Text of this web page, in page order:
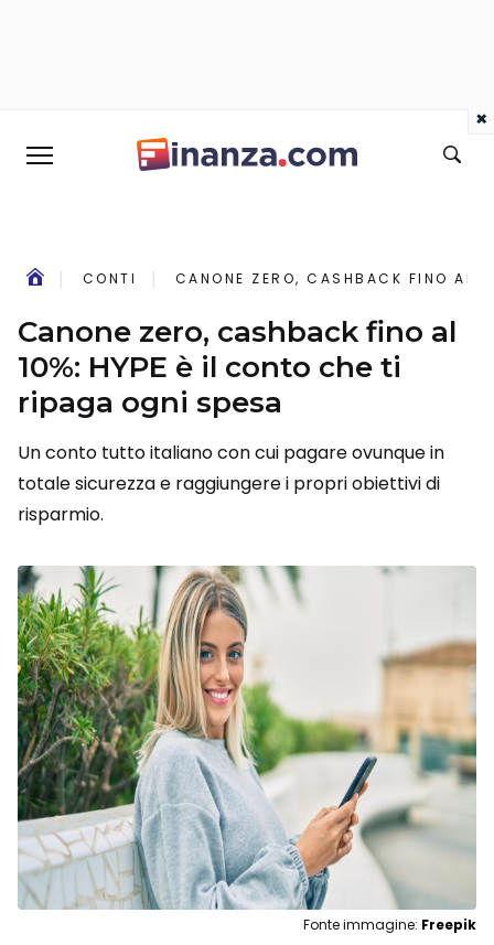
CONTI CANONE ZERO, CASHBACK FINO AL
Canone zero, cashback fino al
10%: HYPE è il conto che ti
ripaga ogni spesa
Un conto tutto italiano con cui pagare ovunque in
totale sicurezza e raggiungere i propri obiettivi di
risparmio.
Fonte immagine: Freepik
×